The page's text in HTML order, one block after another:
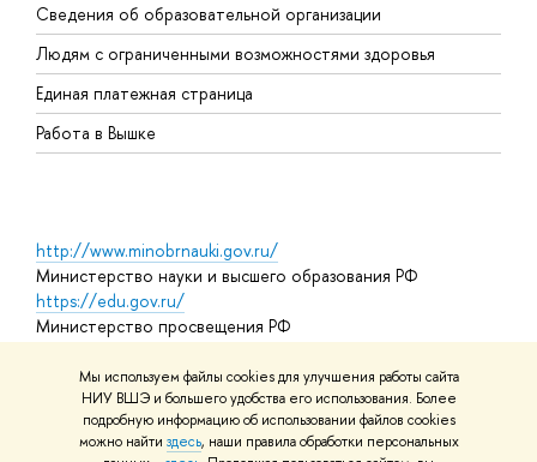
Мы используем файлы cookies для улучшения работы сайта
НИУ ВШЭ и большего удобства его использования. Более
подробную информацию об использовании файлов cookies
можно найти здесь, наши правила обработки персональных
Сведения об образовательной организации
Людям с ограниченными возможностями здоровья
Единая платежная страница
Работа в Вышке
http://www.minobrnauki.gov.ru/
Министерство науки и высшего образования РФ
https://edu.gov.ru/
Министерство просвещения РФ
Массовые открытые онлайн-курсы
© НИУ ВШЭ 1993–2026 Адреса и контактыУсловия